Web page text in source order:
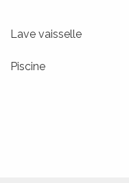
Lave vaisselle
Piscine